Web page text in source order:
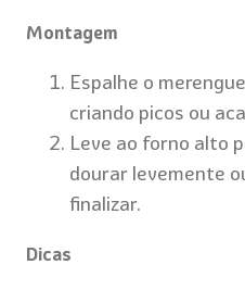
Montagem
Espalhe o
criando picos ou
Leve ao forno alto
dourar levemente
finalizar.
Dicas